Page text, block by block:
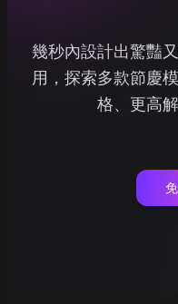
幾秒內設計出驚豔
用，探索多款節慶
格、更高